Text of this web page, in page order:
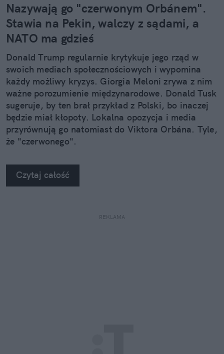
Nazywają go "czerwonym Orbánem".
Stawia na Pekin, walczy z sądami, a
NATO ma gdzieś
Donald Trump regularnie krytykuje jego rząd w
swoich mediach społecznościowych i wypomina
każdy możliwy kryzys. Giorgia Meloni zrywa z nim
ważne porozumienie międzynarodowe. Donald Tusk
sugeruje, by ten brał przykład z Polski, bo inaczej
będzie miał kłopoty. Lokalna opozycja i media
przyrównują go natomiast do Viktora Orbána. Tyle,
że "czerwonego".
Czytaj całość
REKLAMA